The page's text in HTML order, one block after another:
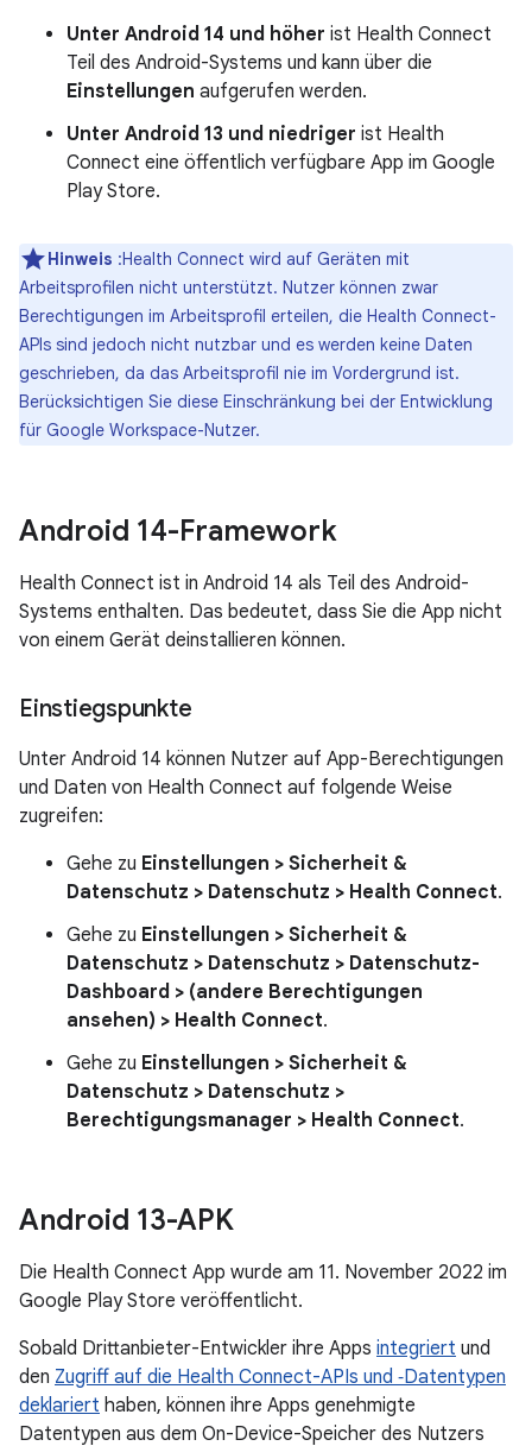
Unter Android 14 und höher ist Health Connect
Teil des Android-Systems und kann über die
Einstellungen aufgerufen werden.
Unter Android 13 und niedriger ist Health
Connect eine öffentlich verfügbare App im Google
Play Store.
Hinweis :Health Connect wird auf Geräten mit
Arbeitsprofilen nicht unterstützt. Nutzer können zwar
Berechtigungen im Arbeitsprofil erteilen, die Health Connect-
APIs sind jedoch nicht nutzbar und es werden keine Daten
geschrieben, da das Arbeitsprofil nie im Vordergrund ist.
Berücksichtigen Sie diese Einschränkung bei der Entwicklung
für Google Workspace-Nutzer.
Android 14-Framework
Health Connect ist in Android 14 als Teil des Android-
Systems enthalten. Das bedeutet, dass Sie die App nicht
von einem Gerät deinstallieren können.
Einstiegspunkte
Unter Android 14 können Nutzer auf App-Berechtigungen
und Daten von Health Connect auf folgende Weise
zugreifen:
Gehe zu Einstellungen > Sicherheit &
Datenschutz > Datenschutz > Health Connect.
Gehe zu Einstellungen > Sicherheit &
Datenschutz > Datenschutz > Datenschutz-
Dashboard > (andere Berechtigungen
ansehen) > Health Connect.
Gehe zu Einstellungen > Sicherheit &
Datenschutz > Datenschutz >
Berechtigungsmanager > Health Connect.
Android 13-APK
Die Health Connect App wurde am 11. November 2022 im
Google Play Store veröffentlicht.
Sobald Drittanbieter-Entwickler ihre Apps integriert und
den Zugriff auf die Health Connect-APIs und ‑Datentypen
deklariert haben, können ihre Apps genehmigte
Datentypen aus dem On-Device-Speicher des Nutzers